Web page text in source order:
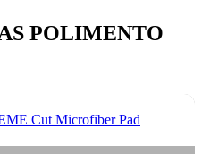
POLIMENTO